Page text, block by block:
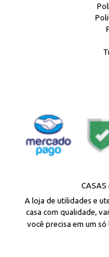
CASAS
A loja de utilidades e
casa com qualidade,
você precisa em um só